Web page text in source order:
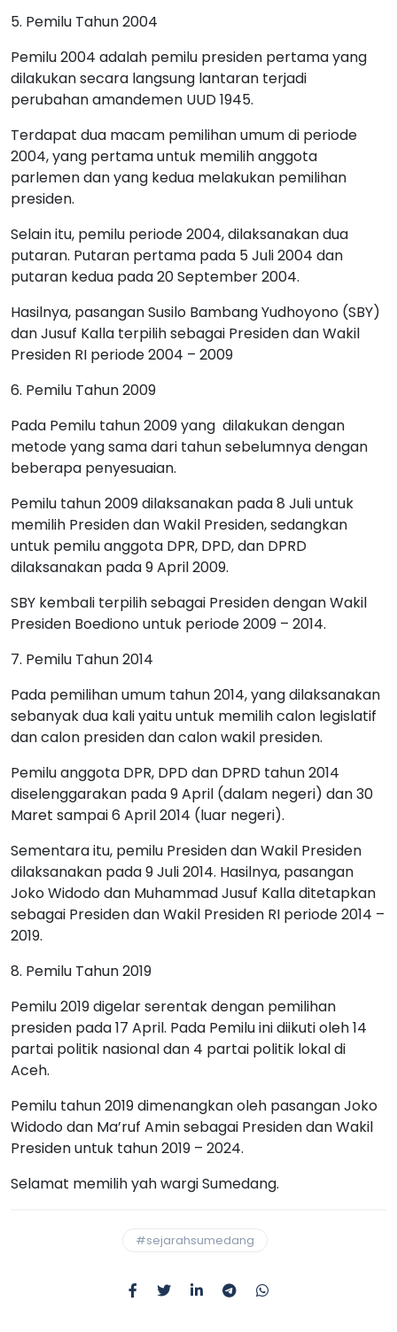
5. Pemilu Tahun 2004
Pemilu 2004 adalah pemilu presiden pertama yang
dilakukan secara langsung lantaran terjadi
perubahan amandemen UUD 1945.
Terdapat dua macam pemilihan umum di periode
2004, yang pertama untuk memilih anggota
parlemen dan yang kedua melakukan pemilihan
presiden.
Selain itu, pemilu periode 2004, dilaksanakan dua
putaran. Putaran pertama pada 5 Juli 2004 dan
putaran kedua pada 20 September 2004.
Hasilnya, pasangan Susilo Bambang Yudhoyono (SBY)
dan Jusuf Kalla terpilih sebagai Presiden dan Wakil
Presiden RI periode 2004 – 2009
6. Pemilu Tahun 2009
Pada Pemilu tahun 2009 yang dilakukan dengan
metode yang sama dari tahun sebelumnya dengan
beberapa penyesuaian.
Pemilu tahun 2009 dilaksanakan pada 8 Juli untuk
memilih Presiden dan Wakil Presiden, sedangkan
untuk pemilu anggota DPR, DPD, dan DPRD
dilaksanakan pada 9 April 2009.
SBY kembali terpilih sebagai Presiden dengan Wakil
Presiden Boediono untuk periode 2009 – 2014.
7. Pemilu Tahun 2014
Pada pemilihan umum tahun 2014, yang dilaksanakan
sebanyak dua kali yaitu untuk memilih calon legislatif
dan calon presiden dan calon wakil presiden.
Pemilu anggota DPR, DPD dan DPRD tahun 2014
diselenggarakan pada 9 April (dalam negeri) dan 30
Maret sampai 6 April 2014 (luar negeri).
Sementara itu, pemilu Presiden dan Wakil Presiden
dilaksanakan pada 9 Juli 2014. Hasilnya, pasangan
Joko Widodo dan Muhammad Jusuf Kalla ditetapkan
sebagai Presiden dan Wakil Presiden RI periode 2014 –
2019.
8. Pemilu Tahun 2019
Pemilu 2019 digelar serentak dengan pemilihan
presiden pada 17 April. Pada Pemilu ini diikuti oleh 14
partai politik nasional dan 4 partai politik lokal di
Aceh.
Pemilu tahun 2019 dimenangkan oleh pasangan Joko
Widodo dan Ma’ruf Amin sebagai Presiden dan Wakil
Presiden untuk tahun 2019 – 2024.
Selamat memilih yah wargi Sumedang.
#sejarahsumedang